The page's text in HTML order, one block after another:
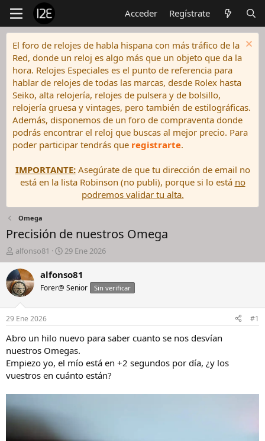
Acceder Regístrate
El foro de relojes de habla hispana con más tráfico de la
Red, donde un reloj es algo más que un objeto que da la
hora. Relojes Especiales es el punto de referencia para
hablar de relojes de todas las marcas, desde Rolex hasta
Seiko, alta relojería, relojes de pulsera y de bolsillo,
relojería gruesa y vintages, pero también de estilográficas.
Además, disponemos de un foro de compraventa donde
podrás encontrar el reloj que buscas al mejor precio. Para
poder participar tendrás que registrarte.
IMPORTANTE:Asegúrate de que tu dirección de email no
está en la lista Robinson (no publi), porque si lo está no
podremos validar tu alta.
Omega
Precisión de nuestros Omega
I
n
i
c
i
a
d
o
r
e
l
h
o
alfonso81
F
e
c
a
i
n
c
i
o
29 Ene 2026
alfonso81
Forer@ Senior Sin verificar
29 Ene 2026 #1
Abro un hilo nuevo para saber cuanto se nos desvían
nuestros Omegas.
Empiezo yo, el mío está en +2 segundos por día, ¿y los
vuestros en cuánto están?